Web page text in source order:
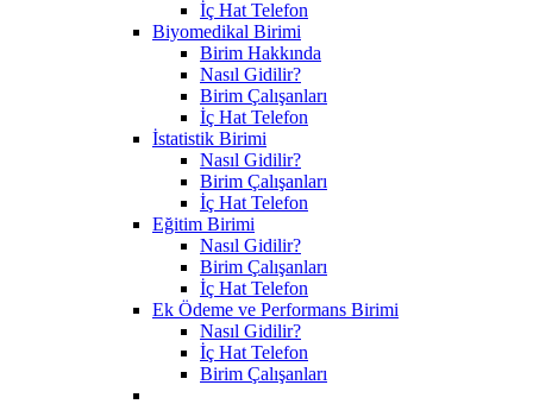
İç Hat Telefon
Biyomedikal Birimi
Birim Hakkında
Nasıl Gidilir?
Birim Çalışanları
İç Hat Telefon
İstatistik Birimi
Nasıl Gidilir?
Birim Çalışanları
İç Hat Telefon
Eğitim Birimi
Nasıl Gidilir?
Birim Çalışanları
İç Hat Telefon
Ek Ödeme ve Performans Birimi
Nasıl Gidilir?
İç Hat Telefon
Birim Çalışanları